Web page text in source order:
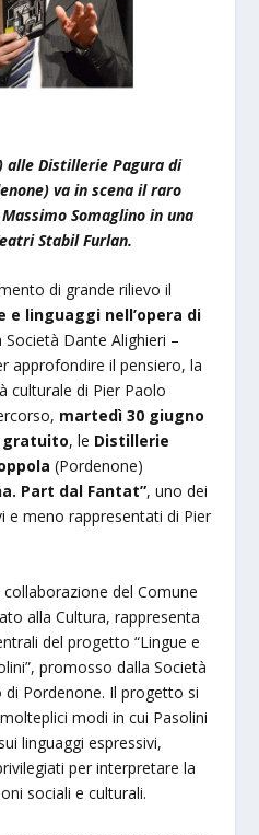
alle Distillerie Pagura di
va in scena il raro
Somaglino in una
Stabil Furlan.
di grande rilievo il
e linguaggi nell’opera di
Dante Alighieri –
approfondire il pensiero, la
culturale di Pier Paolo
martedì 30 giugno
gratuito, le Distillerie
(Pordenone)
Part dal Fantat”, uno dei
e meno rappresentati di Pier
del Comune
alla Cultura, rappresenta
del progetto “Lingue e
promosso dalla Società
Pordenone. Il progetto si
modi in cui Pasolini
linguaggi espressivi,
per interpretare la
sociali e culturali.